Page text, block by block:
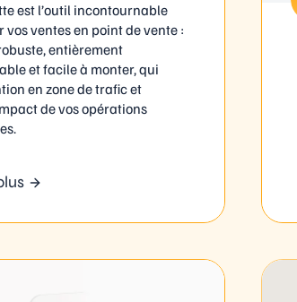
est l’outil incontournable
vos ventes en point de vente :
entièrement
et facile à monter, qui
en zone de trafic et
de vos opérations